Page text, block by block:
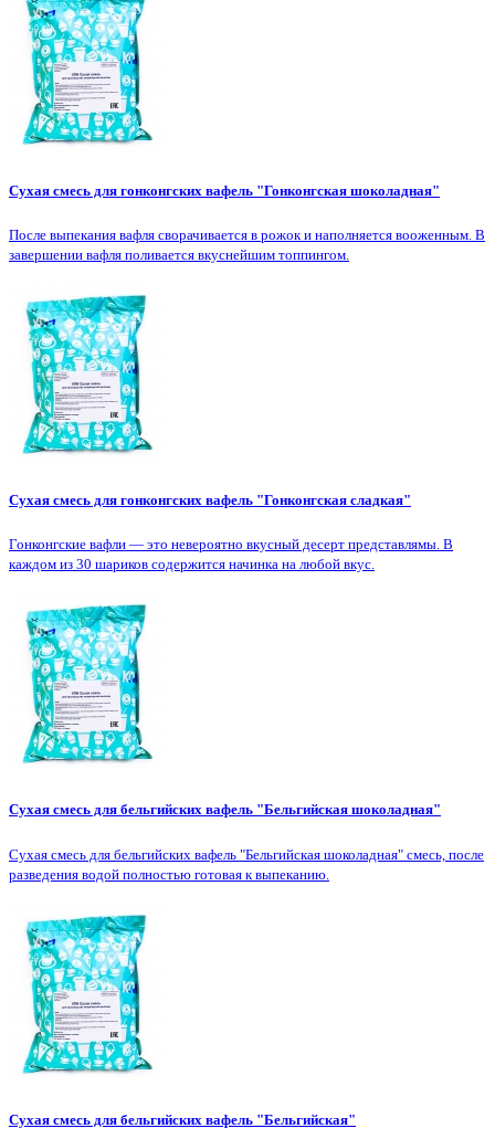
Сухая смесь для гонконгских вафель "Гонконгская шоколадная"
После выпекания вафля сворачивается в рожок и наполняется вооженным. В
завершении вафля поливается вкуснейшим топпингом.
Сухая смесь для гонконгских вафель "Гонконгская сладкая"
Гонконгские вафли — это невероятно вкусный десерт представлямы. В
каждом из 30 шариков содержится начинка на любой вкус.
Сухая смесь для бельгийских вафель "Бельгийская шоколадная"
Сухая смесь для бельгийских вафель "Бельгийская шоколадная" смесь, после
разведения водой полностью готовая к выпеканию.
Сухая смесь для бельгийских вафель "Бельгийская"